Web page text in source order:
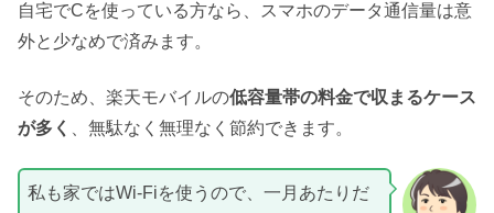
自宅でCを使っている方なら、スマホのデータ通信量は意
外と少なめで済みます。
そのため、楽天モバイルの低容量帯の料金で収まるケース
が多く
、無駄なく無理なく節約できます。
私も家ではWi-Fiを使うので、一月あたりだ